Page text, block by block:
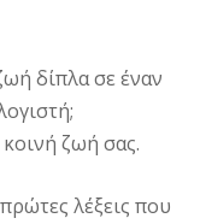
δίπλα σε έναν
ζωή σας.
λέξεις που